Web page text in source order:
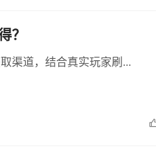
？
渠道，结合真实玩家刷...